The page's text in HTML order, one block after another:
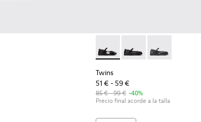
Twins - K800549-006 -
Twins - K800549-
Twins -
Twins
51 € - 59 €
85 € - 99 € -40%
Precio final acorde a la talla